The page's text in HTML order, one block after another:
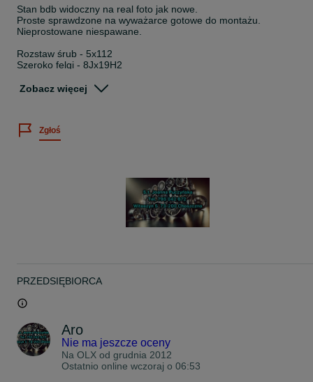
Stan bdb widoczny na real foto jak nowe.
Proste sprawdzone na wyważarce gotowe do montażu.
Nieprostowane niespawane.
Rozstaw śrub - 5x112
Szeroko felgi - 8Jx19H2
Numer felgi VW - 2GA601025F
Więcej info 7.9.5.0.4.2.6.7.2
Możliwość wysyłki.
Zobacz więcej
Zgłoś
PRZEDSIĘBIORCA
Aro
Nie ma jeszcze oceny
Na OLX od grudnia 2012
Ostatnio online wczoraj o 06:53